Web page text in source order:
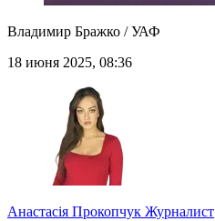
Владимир Бражко / УАФ
18 июня 2025, 08:36
Анастасія Прокопчук Журналист